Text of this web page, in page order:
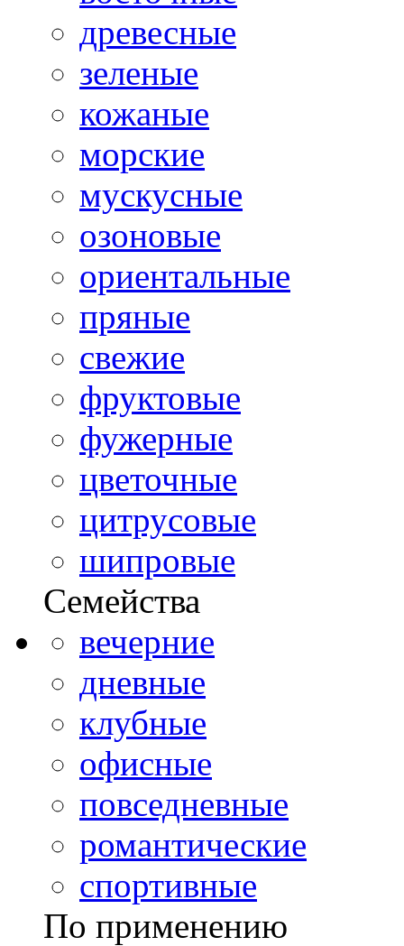
древесные
зеленые
кожаные
морские
мускусные
озоновые
ориентальные
пряные
свежие
фруктовые
фужерные
цветочные
цитрусовые
шипровые
Семейства
вечерние
дневные
клубные
офисные
повседневные
романтические
спортивные
По применению